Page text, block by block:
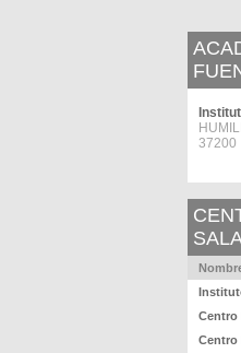
37200
Centro
Centro